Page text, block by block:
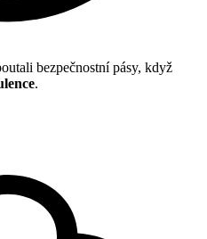
bezpečnostní pásy, když
.